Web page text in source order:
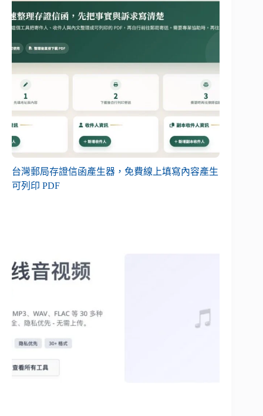
台灣郵局存證信函產生器，免費線上填寫內容產生
可列印 PDF